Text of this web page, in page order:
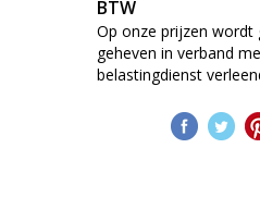
BTW
Op onze prijzen wordt
geheven in verband
belastingdienst